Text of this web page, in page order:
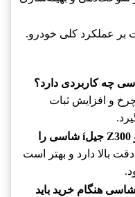
بر عملکرد کلی خودرو.
و افزایش ثبات
چگونه می‌توان سیبک طبق آریو Z300 جیلí شاسی را
بالا دارد و بهتر است
آیا سیبک طبق آریو Z300 جیلí شاسی هنگام خرید باید